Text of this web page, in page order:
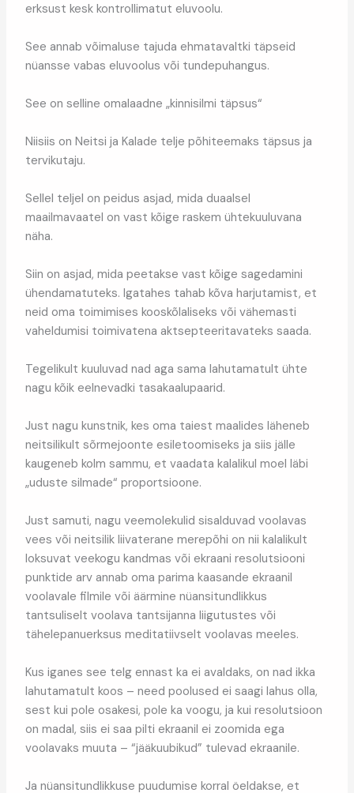
erksust kesk kontrollimatut eluvoolu.
See annab võimaluse tajuda ehmatavaltki täpseid
nüansse vabas eluvoolus või tundepuhangus.
See on selline omalaadne „kinnisilmi täpsus“
Niisiis on Neitsi ja Kalade telje põhiteemaks täpsus ja
tervikutaju.
Sellel teljel on peidus asjad, mida duaalsel
maailmavaatel on vast kõige raskem ühtekuuluvana
näha.
Siin on asjad, mida peetakse vast kõige sagedamini
ühendamatuteks. Igatahes tahab kõva harjutamist, et
neid oma toimimises kooskõlaliseks või vähemasti
vaheldumisi toimivatena aktsepteeritavateks saada.
Tegelikult kuuluvad nad aga sama lahutamatult ühte
nagu kõik eelnevadki tasakaalupaarid.
Just nagu kunstnik, kes oma taiest maalides läheneb
neitsilikult sõrmejoonte esiletoomiseks ja siis jälle
kaugeneb kolm sammu, et vaadata kalalikul moel läbi
„uduste silmade“ proportsioone.
Just samuti, nagu veemolekulid sisalduvad voolavas
vees või neitsilik liivaterane merepõhi on nii kalalikult
loksuvat veekogu kandmas või ekraani resolutsiooni
punktide arv annab oma parima kaasande ekraanil
voolavale filmile või äärmine nüansitundlikkus
tantsuliselt voolava tantsijanna liigutustes või
tähelepanuerksus meditatiivselt voolavas meeles.
Kus iganes see telg ennast ka ei avaldaks, on nad ikka
lahutamatult koos – need poolused ei saagi lahus olla,
sest kui pole osakesi, pole ka voogu, ja kui resolutsioon
on madal, siis ei saa pilti ekraanil ei zoomida ega
voolavaks muuta – “jääkuubikud” tulevad ekraanile.
Ja nüansitundlikkuse puudumise korral öeldakse, et